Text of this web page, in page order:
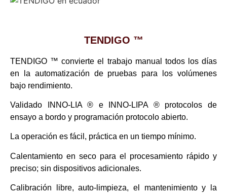
TENDIGO ™
TENDIGO ™ convierte el trabajo manual todos los días
en la automatización de pruebas para los volúmenes
bajo rendimiento.
Validado INNO-LIA ® e INNO-LIPA ® protocolos de
ensayo a bordo y programación protocolo abierto.
La operación es fácil, práctica en un tiempo mínimo.
Calentamiento en seco para el procesamiento rápido y
preciso; sin dispositivos adicionales.
Calibración libre, auto-limpieza, el mantenimiento y la